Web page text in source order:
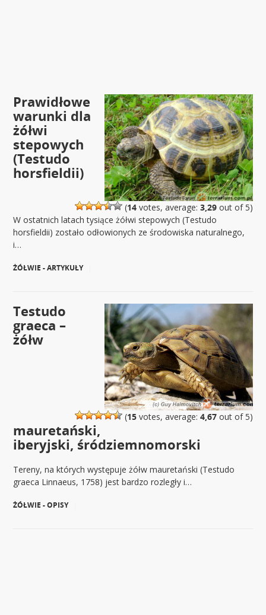
(14votes, average: 3,29out of 5)
Prawidłowe
warunki dla
żółwi
stepowych
(Testudo
horsfieldii)
W ostatnich latach tysiące żółwi stepowych (Testudo
horsfieldii) zostało odłowionych ze środowiska naturalnego,
i…
ŻÓŁWIE - ARTYKUŁY
(15votes, average: 4,67out of 5)
Testudo
graeca –
żółw
mauretański,
iberyjski, śródziemnomorski
Tereny, na których występuje żółw mauretański (Testudo
graeca Linnaeus, 1758) jest bardzo rozległy i…
ŻÓŁWIE - OPISY